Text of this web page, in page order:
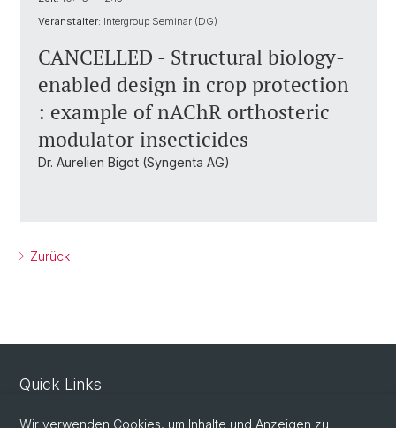
Veranstalter: Intergroup Seminar (DG)
CANCELLED - Structural biology-
enabled design in crop protection
: example of nAChR orthosteric
modulator insecticides
Dr. Aurelien Bigot (Syngenta AG)
Zurück
Quick Links
Wir verwenden Cookies, um Inhalte und Anzeigen zu